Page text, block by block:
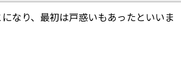
なり、最初は戸惑いもあったといいま